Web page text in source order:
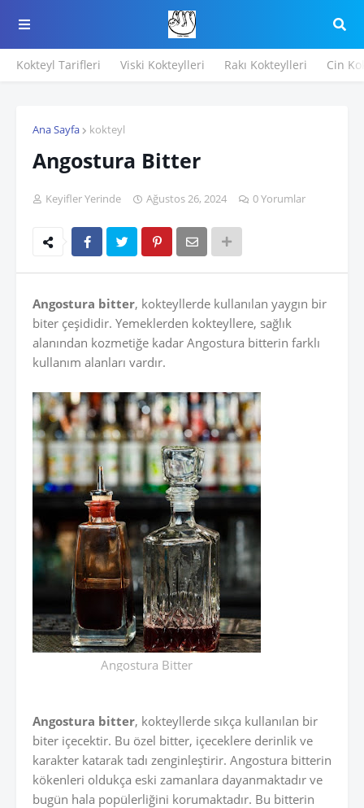
Kokteyl Tarifleri Viski Kokteylleri Rakı Kokteylleri Cin
Ana Sayfa kokteyl
Angostura Bitter
Keyifler Yerinde Ağustos 26, 2024 0 Yorumlar
Angostura bitter, kokteyllerde kullanılan yaygın bir
biter çeşididir. Yemeklerden kokteyllere, sağlık
alanından kozmetiğe kadar Angostura bitterin farklı
kullanım alanları vardır.
Angostura Bitter
Angostura bitter, kokteyllerde sıkça kullanılan bir
biter içecektir. Bu özel bitter, içeceklere derinlik ve
karakter katarak tadı zenginleştirir. Angostura bitterin
kökenleri oldukça eski zamanlara dayanmaktadır ve
bugün hala popülerliğini korumaktadır. Bu bitterin